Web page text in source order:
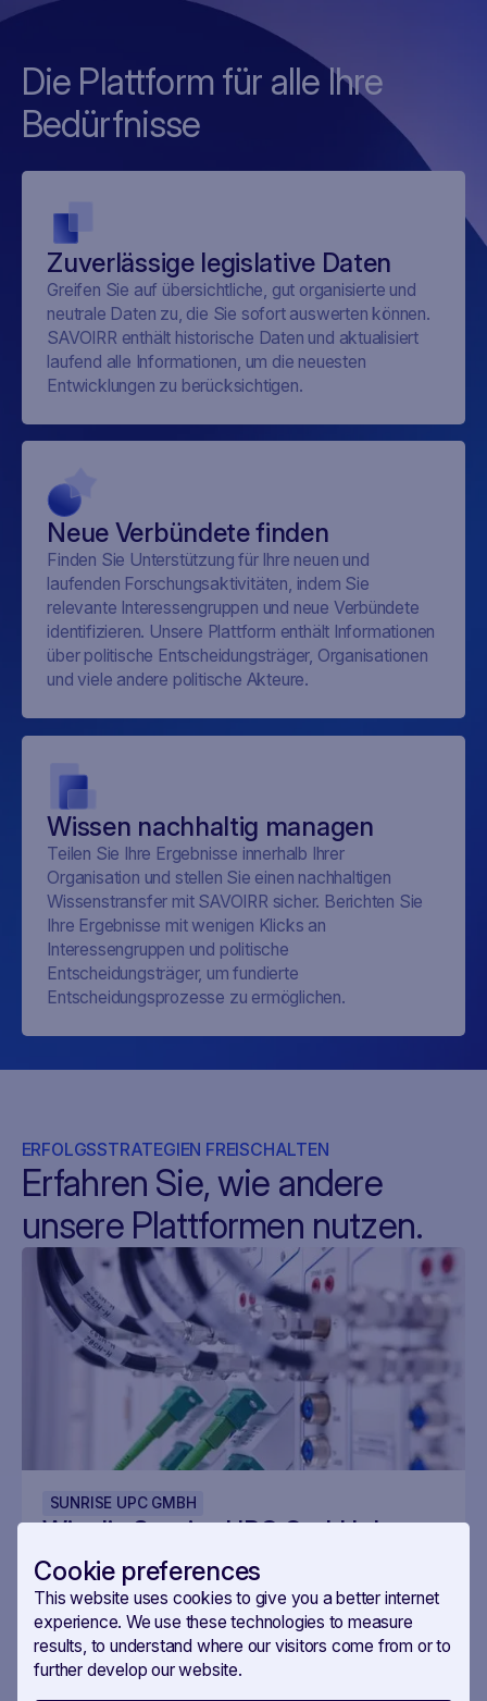
Cookie preferences
This website uses cookies to give you a better internet
experience. We use these technologies to measure
results, to understand where our visitors come from or to
further develop our website.
Die Plattform für alle Ihre
Bedürfnisse
Zuverlässige legislative Daten
Greifen Sie auf übersichtliche, gut organisierte und
neutrale Daten zu, die Sie sofort auswerten können.
SAVOIRR enthält historische Daten und aktualisiert
laufend alle Informationen, um die neuesten
Entwicklungen zu berücksichtigen.
Neue Verbündete finden
Finden Sie Unterstützung für Ihre neuen und
laufenden Forschungsaktivitäten, indem Sie
relevante Interessengruppen und neue Verbündete
identifizieren. Unsere Plattform enthält Informationen
über politische Entscheidungsträger, Organisationen
und viele andere politische Akteure.
Wissen nachhaltig managen
Teilen Sie Ihre Ergebnisse innerhalb Ihrer
Organisation und stellen Sie einen nachhaltigen
Wissenstransfer mit SAVOIRR sicher. Berichten Sie
Ihre Ergebnisse mit wenigen Klicks an
Interessengruppen und politische
Entscheidungsträger, um fundierte
Entscheidungsprozesse zu ermöglichen.
ERFOLGSSTRATEGIEN FREISCHALTEN
Erfahren Sie, wie andere
unsere Plattformen nutzen.
SUNRISE UPC GMBH
Wie die Sunrise UPC GmbH das
politische Monitoring in der
Schweiz angeht
Das Team Government Affairs von Sunrise UPC
erklärt im Folgenden, wie politik.ch zur Lösung für das
Monitoring der politisch relevanten Entwicklungen